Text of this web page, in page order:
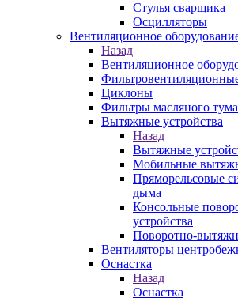
Стулья сварщика
Осцилляторы
Вентиляционное
Назад
Вентиляционное
Циклоны
Фильтры масляного
Вытяжные устройства
Назад
Вытяжные
Мобильные
Пряморельсовые
дыма
Консольные
устройства
Поворотно-
Вентиляторы
Оснастка
Назад
Оснастка